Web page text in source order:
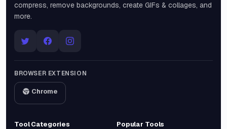
compress, remove backgrounds, create GIFs & collages, and
more.
BROWSER EXTENSION
Chrome
Tool Categories Popular Tools